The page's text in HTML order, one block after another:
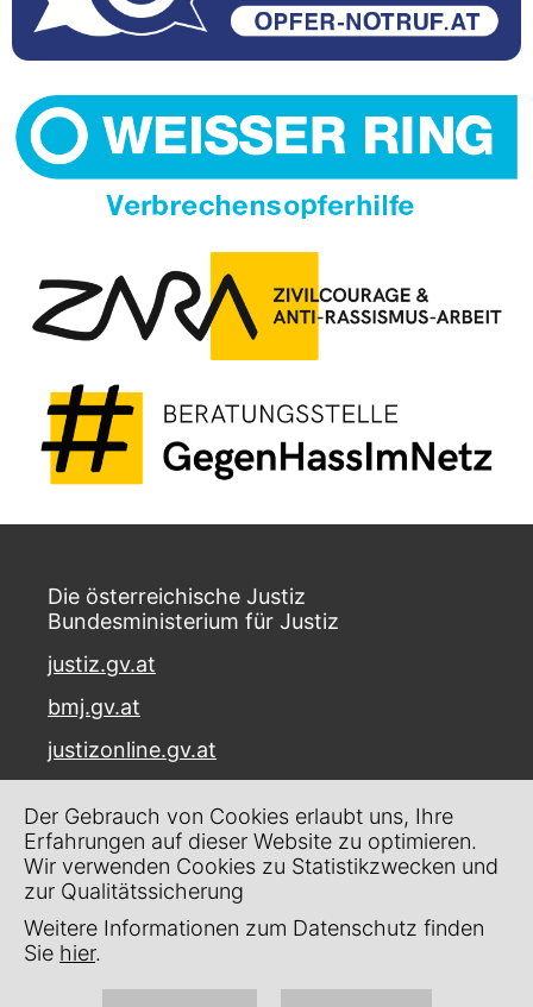
Die österreichische Justiz
Bundesministerium für Justiz
justiz.gv.at
bmj.gv.at
justizonline.gv.at
Museumstraße 7
1070 Wien
Kontakt
Impressum
Der Gebrauch von Cookies erlaubt uns, Ihre
Erfahrungen auf dieser Website zu optimieren.
Wir verwenden Cookies zu Statistikzwecken und
zur Qualitätssicherung
Weitere Informationen zum Datenschutz finden
Sie hier.